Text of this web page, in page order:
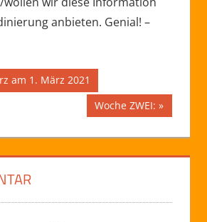
anbieten. Genial! –
am 1. März 2021
Nächster
Beitrag:
Woche ZWEI: